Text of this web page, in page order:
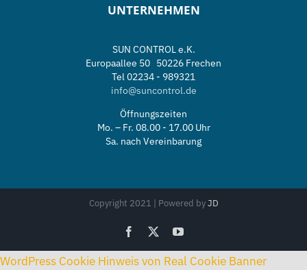
UNTERNEHMEN
SUN CONTROL e.K.
Europaallee 50 50226 Frechen
Tel 02234 - 989321
info@suncontrol.de
Öffnungszeiten
Mo. – Fr. 08.00 - 17.00 Uhr
Sa. nach Vereinbarung
Copyright 2021 | Powered byJD
Facebook YouTube
WordPress Cookie Hinweis von Real Cookie Banner